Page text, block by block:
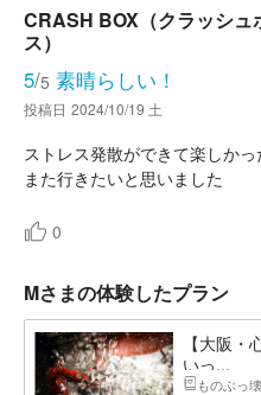
CRASH BOX（クラッシュ
ス）
5/5 素晴らしい！
投稿日 2024/10/19 土
ストレス発散ができて楽しかっ
また行きたいと思いました
0
Mさまの体験したプラン
【大阪
いっ...
ものぶっ